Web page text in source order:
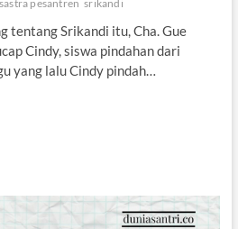
sastra pesantren srikandi
tentang Srikandi itu, Cha. Gue
Cindy, siswa pindahan dari
yang lalu Cindy pindah…